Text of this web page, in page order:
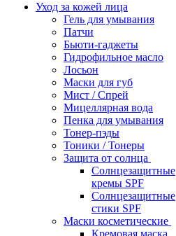
Уход за кожей лица
Гель для умывания
Патчи
Бьюти-гаджеты
Гидрофильное масло
Лосьон
Маски для губ
Мист / Спрей
Мицеллярная вода
Пенка для умывания
Тонер-пэды
Тоники / Тонеры
Защита от солнца
Солнцезащитные
кремы SPF
Солнцезащитные
стики SPF
Маски косметические
Кремовая маска